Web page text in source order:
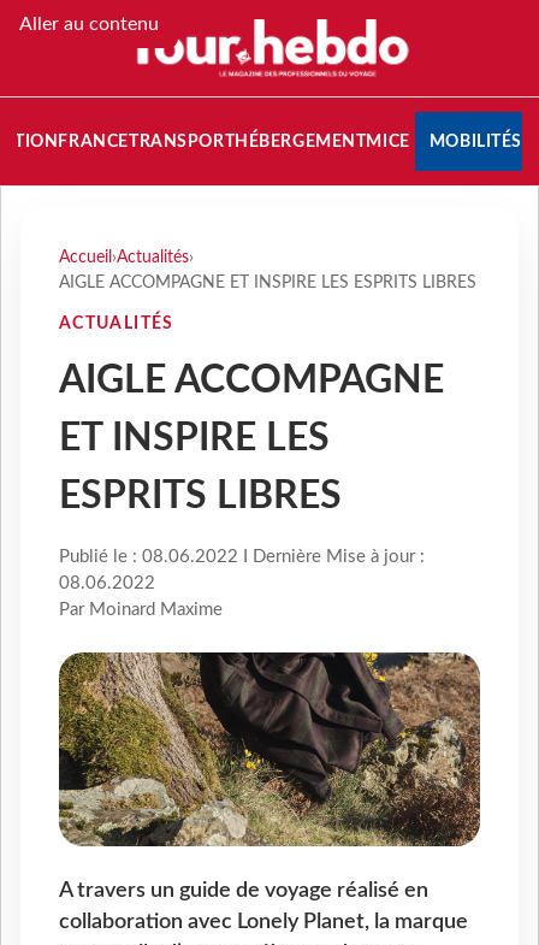
Aller au contenu
FRANCETRANSPORT HÉBERGEMENTMICE MOBILITÉS
Accueil ›Actualités›
AIGLE ACCOMPAGNE ET INSPIRE LES ESPRITS LIBRES
ACTUALITÉS
AIGLE ACCOMPAGNE
ET INSPIRE LES
ESPRITS LIBRES
Publié le : 08.06.2022 I Dernière Mise à jour :
08.06.2022
Par Moinard Maxime
A travers un guide de voyage réalisé en
collaboration avec Lonely Planet, la marque